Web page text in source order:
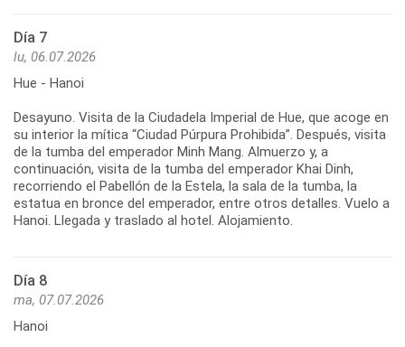
Día 7
lu, 06.07.2026
Hue - Hanoi
Desayuno. Visita de la Ciudadela Imperial de Hue, que acoge en
su interior la mítica “Ciudad Púrpura Prohibida”. Después, visita
de la tumba del emperador Minh Mang. Almuerzo y, a
continuación, visita de la tumba del emperador Khai Dinh,
recorriendo el Pabellón de la Estela, la sala de la tumba, la
estatua en bronce del emperador, entre otros detalles. Vuelo a
Día 8
ma, 07.07.2026
Hanoi